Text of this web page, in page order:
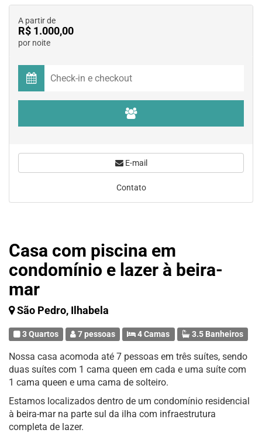
Casa com piscina em
condomínio e lazer à beira-
mar
São Pedro, Ilhabela
3 Quartos 7 pessoas 4 Camas 3.5 Banheiros
Nossa casa acomoda até 7 pessoas em três suítes, sendo
duas suítes com 1 cama queen em cada e uma suíte com
1 cama queen e uma cama de solteiro.
Estamos localizados dentro de um condomínio residencial
à beira-mar na parte sul da ilha com infraestrutura
completa de lazer.
A partir de
R$ 1.000,00
por noite
E-mail
Contato